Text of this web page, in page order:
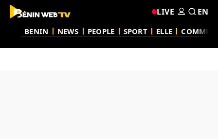
BENIN NEWS PEOPLE SPORT ELLE
LIVE EN